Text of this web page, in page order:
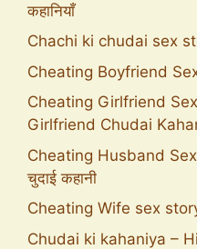
कहानियाँ
Chachi ki chudai sex
Cheating Boyfriend
Cheating Girlfriend
Girlfriend Chudai
Cheating Husband Sex
चुदाई कहानी
Cheating Wife sex story
Chudai ki kahaniya –